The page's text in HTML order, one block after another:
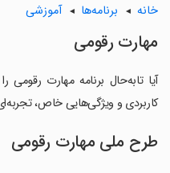
خانه برنامه‌ها آموزشی
‏‏مهارت رقومی
آیا تابه‌حال برنامه ‏‏مهارت رقومی
کاربردی و ویژگی‌هایی خاص،
طرح ملی مهارت رقومی